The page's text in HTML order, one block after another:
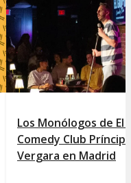
Los Monólogos de El
Comedy Club
Vergara en Madrid